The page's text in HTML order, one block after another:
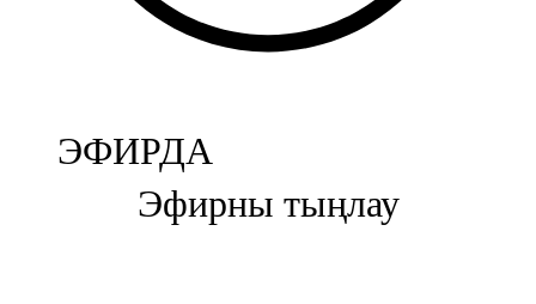
Биләр
Болгар
106,0 FM
Бөгелмә
ЭФИРДА
Эфирны тыңлау